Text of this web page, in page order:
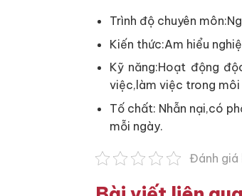
Trình độ chuyên
Kiến thức:Am hiểu
Kỹ năng:Hoạt động
việc,làm việc trong
Tố chất: Nhẫn nại,có
mỗi ngày.
Đánh giá